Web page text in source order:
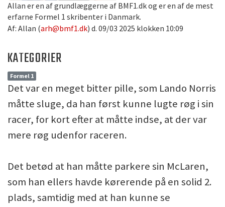
Allan er en af grundlæggerne af BMF1.dk og er en af de mest
erfarne Formel 1 skribenter i Danmark.
Af: Allan (arh@bmf1.dk) d. 09/03 2025 klokken 10:09
KATEGORIER
Formel 1
Det var en meget bitter pille, som Lando Norris
måtte sluge, da han først kunne lugte røg i sin
racer, for kort efter at måtte indse, at der var
mere røg udenfor raceren.
Det betød at han måtte parkere sin McLaren,
som han ellers havde kørerende på en solid 2.
plads, samtidig med at han kunne se